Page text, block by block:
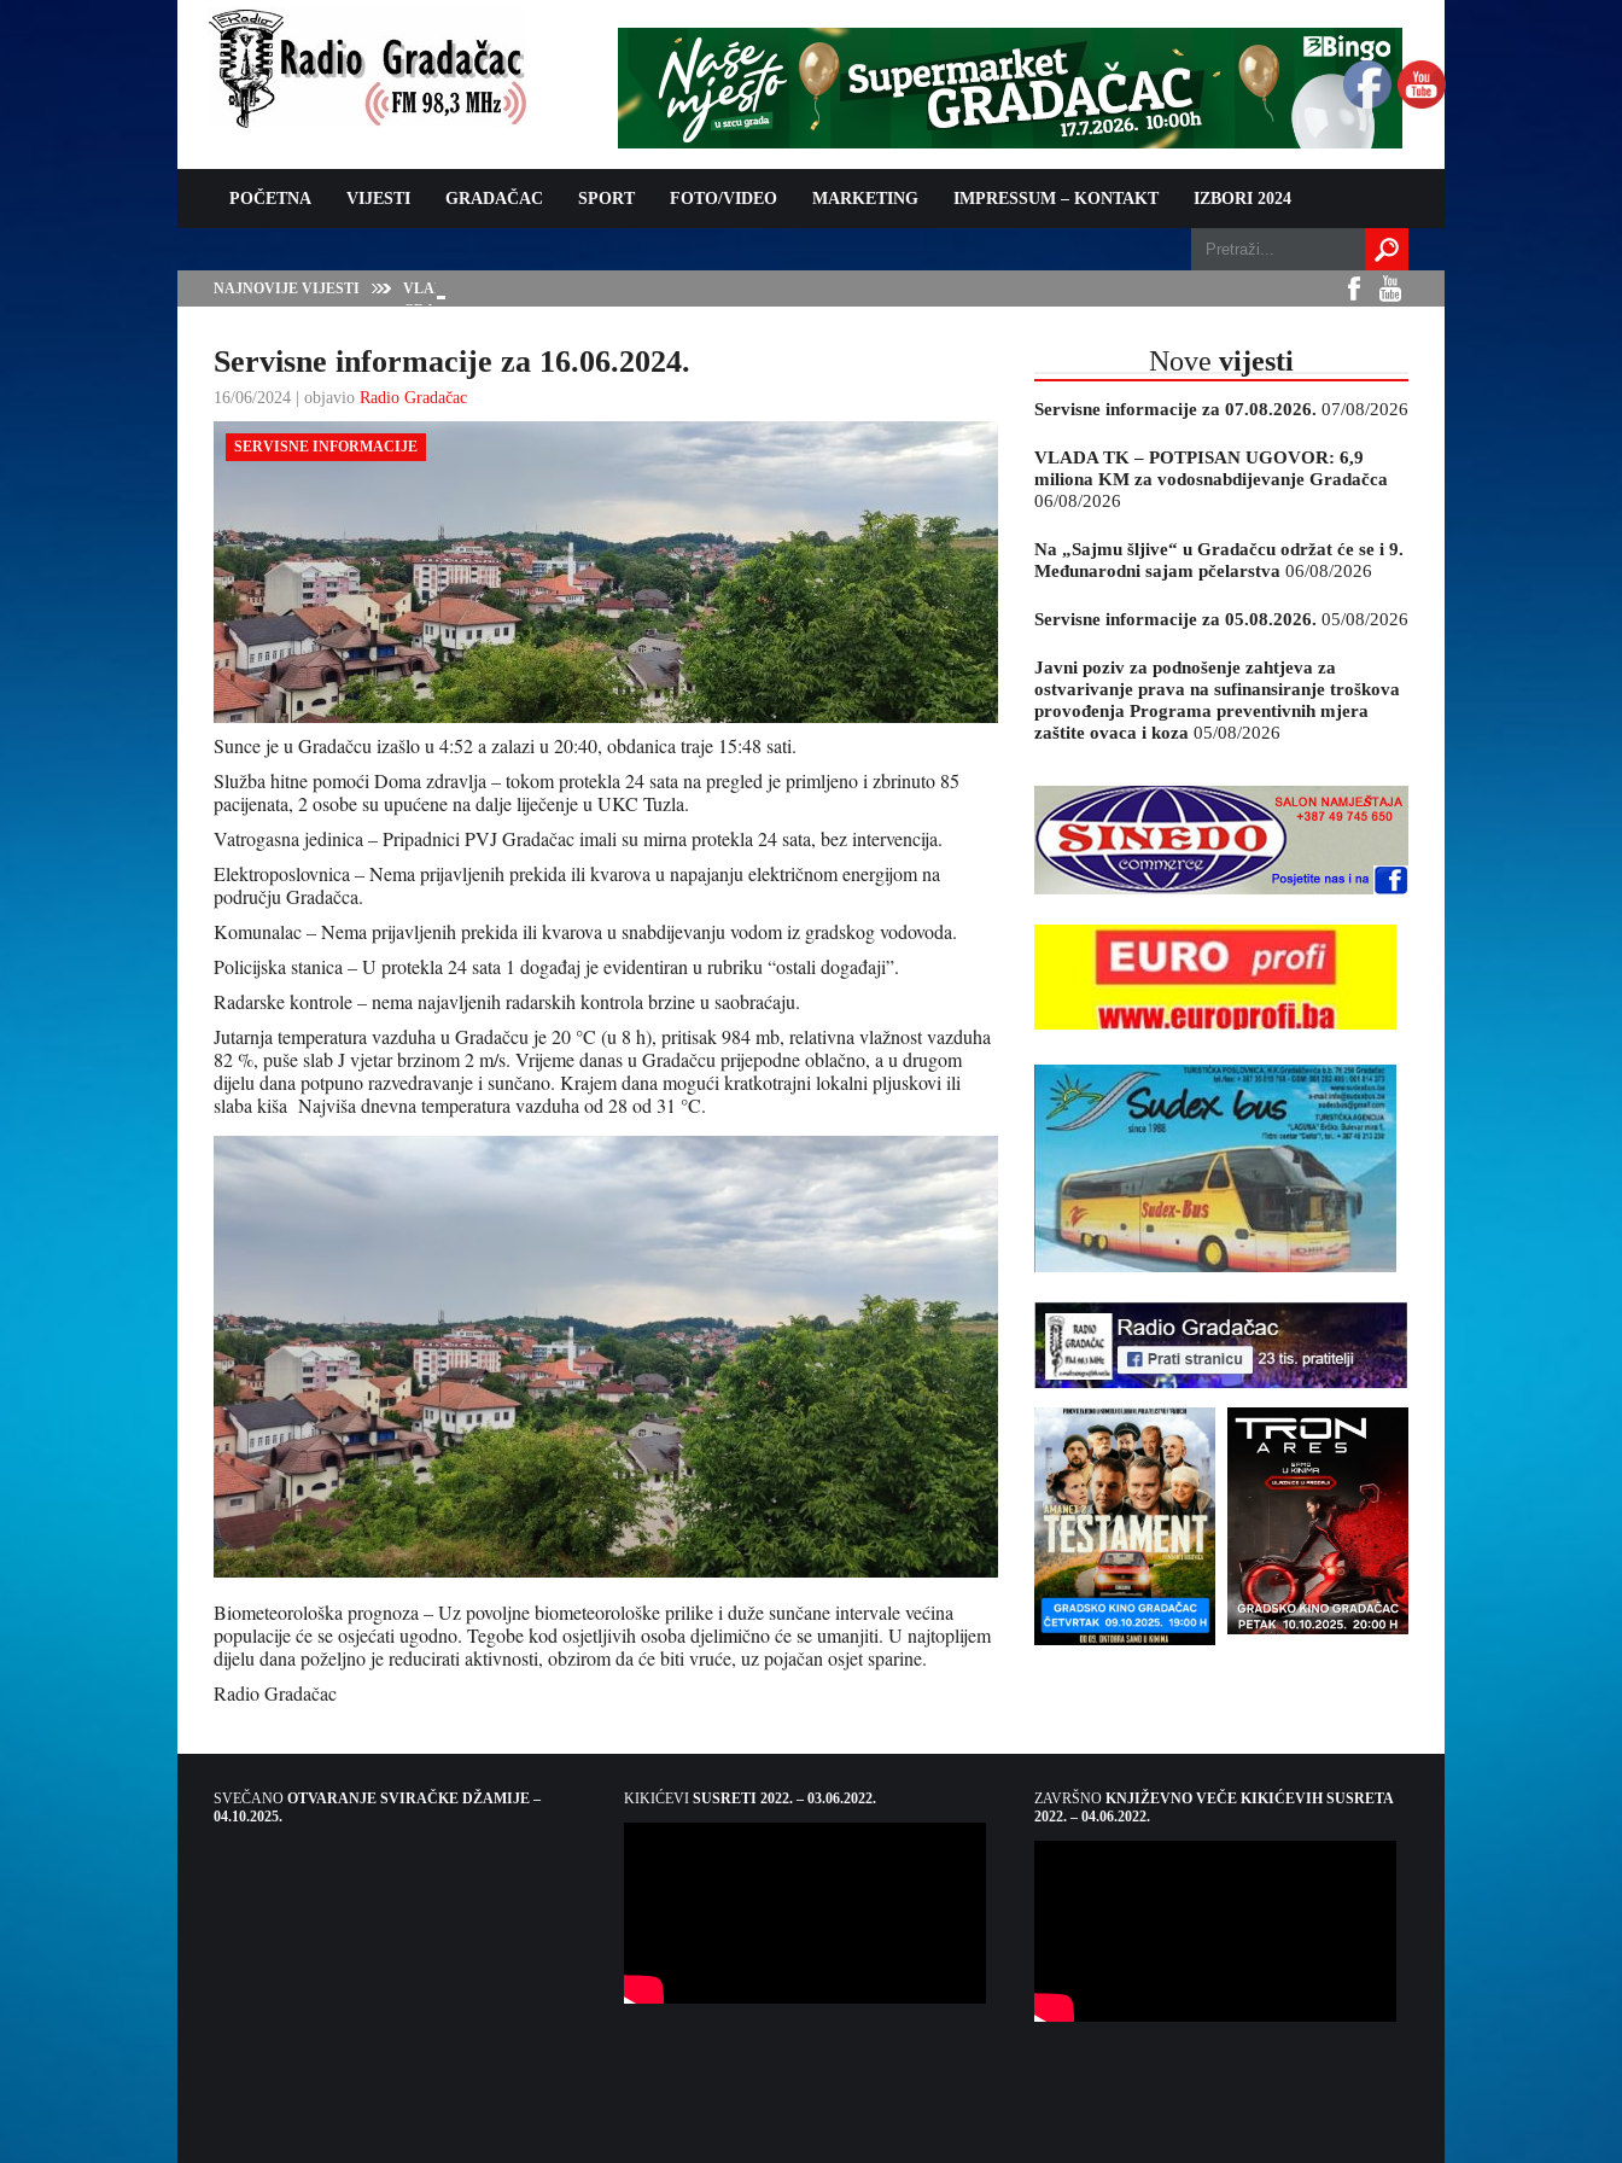
POČETNA VIJESTI GRADAČAC SPORT FOTO/VIDEO MARKETING IMPRESSUM – KONTAKT IZBORI 2024
NAJNOVIJE VIJESTI
VLADA TK – POTPISAN UGOVOR: 6,9 MILIONA KM ZA VODOSNABDIJEVANJE
GRADAČCA
Servisne informacije za 16.06.2024.
16/06/2024 | objavio Radio Gradačac
SERVISNE INFORMACIJE
Sunce je u Gradačcu izašlo u 4:52 a zalazi u 20:40, obdanica traje 15:48 sati.
Služba hitne pomoći Doma zdravlja – tokom protekla 24 sata na pregled je primljeno i zbrinuto 85
pacijenata, 2 osobe su upućene na dalje liječenje u UKC Tuzla.
Vatrogasna jedinica – Pripadnici PVJ Gradačac imali su mirna protekla 24 sata, bez intervencija.
Elektroposlovnica – Nema prijavljenih prekida ili kvarova u napajanju električnom energijom na
području Gradačca.
Komunalac – Nema prijavljenih prekida ili kvarova u snabdijevanju vodom iz gradskog vodovoda.
Policijska stanica – U protekla 24 sata 1 događaj je evidentiran u rubriku “ostali događaji”.
Radarske kontrole – nema najavljenih radarskih kontrola brzine u saobraćaju.
Jutarnja temperatura vazduha u Gradačcu je 20 °C (u 8 h), pritisak 984 mb, relativna vlažnost vazduha
82 %, puše slab J vjetar brzinom 2 m/s. Vrijeme danas u Gradačcu prijepodne oblačno, a u drugom
dijelu dana potpuno razvedravanje i sunčano. Krajem dana mogući kratkotrajni lokalni pljuskovi ili
slaba kiša Najviša dnevna temperatura vazduha od 28 od 31 °C.
Biometeorološka prognoza – Uz povoljne biometeorološke prilike i duže sunčane intervale većina
populacije će se osjećati ugodno. Tegobe kod osjetljivih osoba djelimično će se umanjiti. U najtoplijem
dijelu dana poželjno je reducirati aktivnosti, obzirom da će biti vruće, uz pojačan osjet sparine.
Radio Gradačac
Nove vijesti
Servisne informacije za 07.08.2026. 07/08/2026
VLADA TK – POTPISAN UGOVOR: 6,9
miliona KM za vodosnabdijevanje Gradačca
06/08/2026
Na „Sajmu šljive“ u Gradačcu održat će se i 9.
Međunarodni sajam pčelarstva 06/08/2026
Servisne informacije za 05.08.2026. 05/08/2026
Javni poziv za podnošenje zahtjeva za
ostvarivanje prava na sufinansiranje troškova
provođenja Programa preventivnih mjera
zaštite ovaca i koza 05/08/2026
SVEČANO OTVARANJE SVIRAČKE DŽAMIJE –
04.10.2025.
KIKIĆEVI SUSRETI 2022. – 03.06.2022. ZAVRŠNO KNJIŽEVNO VEČE KIKIĆEVIH SUSRETA
2022. – 04.06.2022.